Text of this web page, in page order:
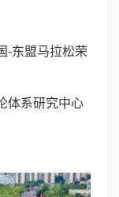
-东盟马拉松荣
体系研究中心